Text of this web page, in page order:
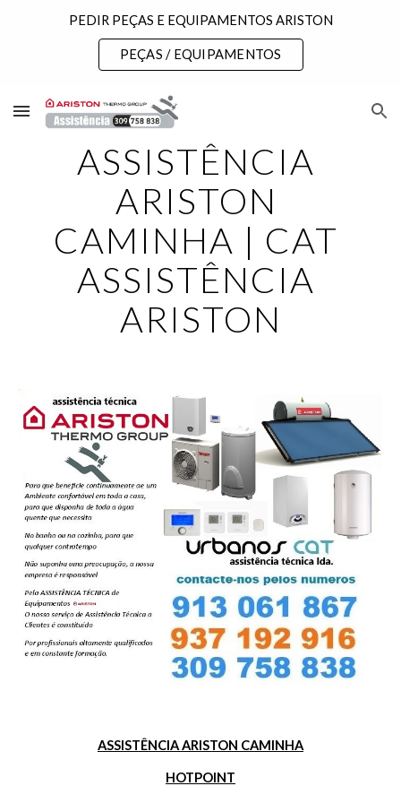
Skip to main content
PEDIR PEÇAS E EQUIPAMENTOS ARISTON
PEÇAS / EQUIPAMENTOS
ASSISTÊNCIA
ARISTON
CAMINHA | CAT
ASSISTÊNCIA
ARISTON
ASSISTÊNCIA ARISTON CAMINHA
HOTPOINT